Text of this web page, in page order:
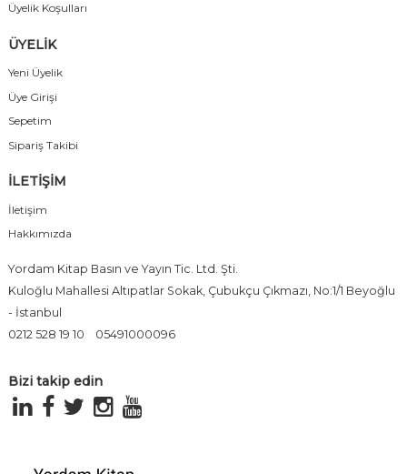
Üyelik Koşulları
ÜYELİK
Yeni Üyelik
Üye Girişi
Sepetim
Sipariş Takibi
İLETİŞİM
İletişim
Hakkımızda
Yordam Kitap Basın ve Yayın Tic. Ltd. Şti.
Kuloğlu Mahallesi Altıpatlar Sokak, Çubukçu Çıkmazı, No:1/1 Beyoğlu
- İstanbul
0212 528 19 10
05491000096
Bizi takip edin